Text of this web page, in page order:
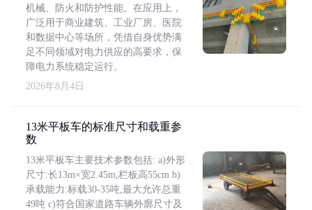
机械、防火和防护性能。在应用上，
广泛用于商业建筑、工业厂房、医院
和数据中心等场所，凭借自身优势满
足不同领域对电力供应的高要求，保
障电力系统稳定运行。
2026年8月4日
13米平板车的标准尺寸和载重参
数
13米平板车主要技术参数包括: a)外形
尺寸:长13m×宽2.45m,栏板高55cm b)
承载能力:标载30-35吨,最大允许总重
49吨 c)符合国家道路车辆外廓尺寸及